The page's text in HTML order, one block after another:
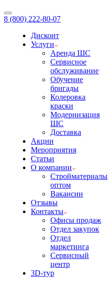
8 (800) 222-80-07
Дисконт
Услуги
Аренда ШС
Сервисное
обслуживание
Обучение
бригады
Колеровка
краски
Модернизация
ШС
Доставка
Акции
Мероприятия
Статьи
О компании
Стройматериалы
оптом
Вакансии
Отзывы
Контакты
Офисы продаж
Отдел закупок
Отдел
маркетинга
Сервисный
центр
3D-тур